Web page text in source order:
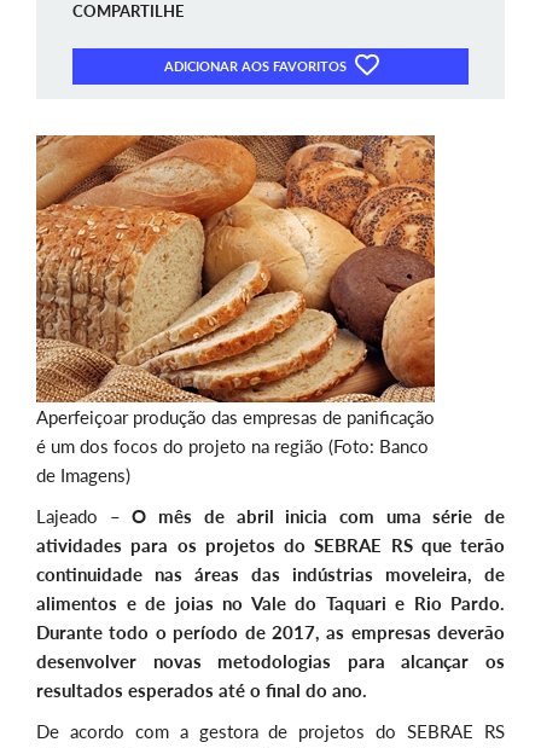
COMPARTILHE
ADICIONAR AOS FAVORITOS
Aperfeiçoar produção das empresas de panificação
é um dos focos do projeto na região (Foto: Banco
de Imagens)
Lajeado –O mês de abril inicia com uma série de
atividades para os projetos do SEBRAE RS que terão
continuidade nas áreas das indústrias moveleira, de
alimentos e de joias no Vale do Taquari e Rio Pardo.
Durante todo o período de 2017, as empresas deverão
desenvolver novas metodologias para alcançar os
resultados esperados até o final do ano.
De acordo com a gestora de projetos do SEBRAE RS